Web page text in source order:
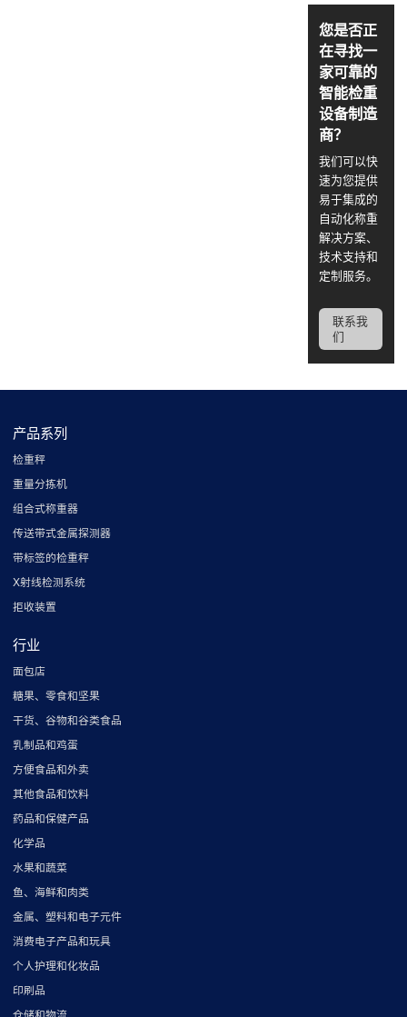
您是否正
在寻找一
家可靠的
智能检重
设备制造
商？
我们可以快
速为您提供
易于集成的
自动化称重
解决方案、
技术支持和
定制服务。
联系我
们
产品系列
检重秤
重量分拣机
组合式称重器
传送带式金属探测器
带标签的检重秤
X射线检测系统
拒收装置
行业
面包店
糖果、零食和坚果
干货、谷物和谷类食品
乳制品和鸡蛋
方便食品和外卖
其他食品和饮料
药品和保健产品
化学品
水果和蔬菜
鱼、海鲜和肉类
金属、塑料和电子元件
消费电子产品和玩具
个人护理和化妆品
印刷品